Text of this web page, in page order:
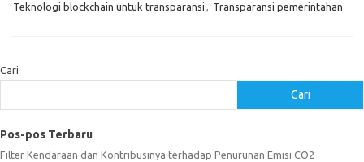
Teknologi blockchain untuk transparansi , Transparansi pemerintahan
Cari
Cari
Pos-pos Terbaru
Filter Kendaraan dan Kontribusinya terhadap Penurunan Emisi CO2